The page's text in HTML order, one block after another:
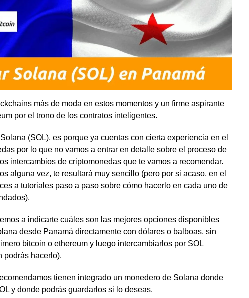
más de moda en estos momentos y un firme aspirante
por el trono de los contratos inteligentes.
(SOL), es porque ya cuentas con cierta experiencia en el
por lo que no vamos a entrar en detalle sobre el proceso de
intercambios de criptomonedas que te vamos a recomendar.
alguna vez, te resultará muy sencillo (pero por si acaso, en el
a tutoriales paso a paso sobre cómo hacerlo en cada uno de
a indicarte cuáles son las mejores opciones disponibles
desde Panamá directamente con dólares o balboas, sin
bitcoin o ethereum y luego intercambiarlos por SOL
podrás hacerlo).
tienen integrado un monedero de Solana donde
y donde podrás guardarlos si lo deseas.